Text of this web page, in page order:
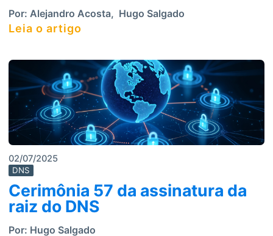
Por: Alejandro Acosta, Hugo Salgado
Leia o artigo
02/07/2025
DNS
Cerimônia 57 da assinatura da
raiz do DNS
Por: Hugo Salgado